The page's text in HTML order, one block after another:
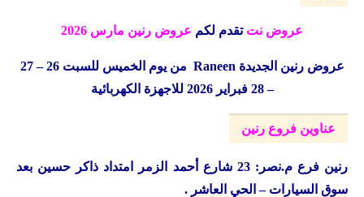
عروض نت تقدم لكم عروض رنين مارس 2026
عروض رنين الجديدة Raneen
من يوم الخميس للسبت 26 – 27
– 28 فبراير 2026 للاجهزة الكهربائية
عناوين فروع رنين
رنين
فرع م.نصر: 23 شارع أحمد الزمر امتداد ذاكر حسين بعد
سوق السيارات – الحي العاشر .